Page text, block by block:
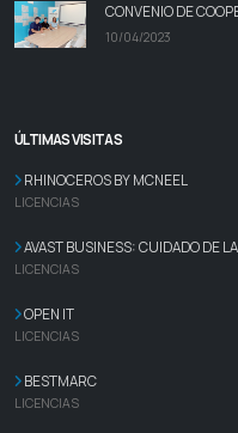
CONVENIO DE
10/04/2023
ÚLTIMAS VISITAS
RHINOCEROS BY MCNEEL
LICENCIAS
AVAST BUSINESS: CUIDADO DE
LICENCIAS
OPEN IT
LICENCIAS
BESTMARC
LICENCIAS